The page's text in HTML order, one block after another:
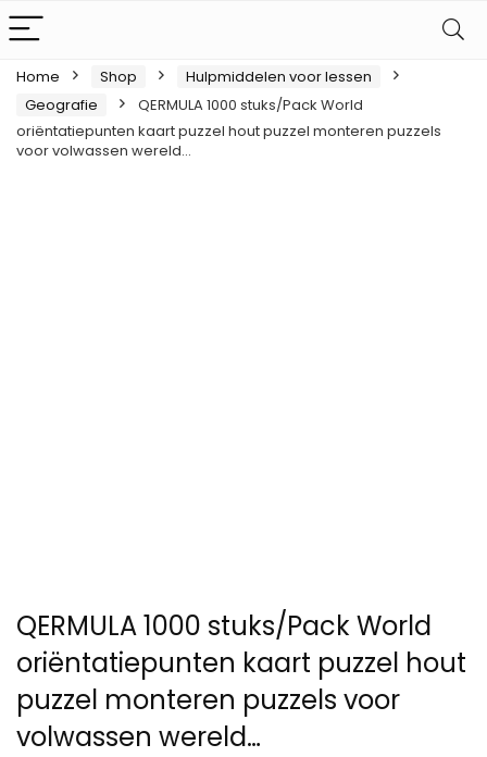
Home Shop
Hulpmiddelen voor lessen
Geografie
QERMULA 1000 stuks/Pack World
oriëntatiepunten kaart puzzel hout puzzel monteren puzzels
voor volwassen wereld…
QERMULA 1000 stuks/Pack World
oriëntatiepunten kaart puzzel hout
puzzel monteren puzzels voor
volwassen wereld…